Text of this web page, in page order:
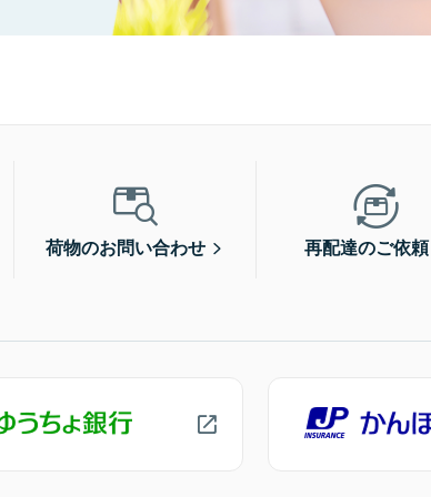
荷物のお問い合わせ 再配達のご依頼